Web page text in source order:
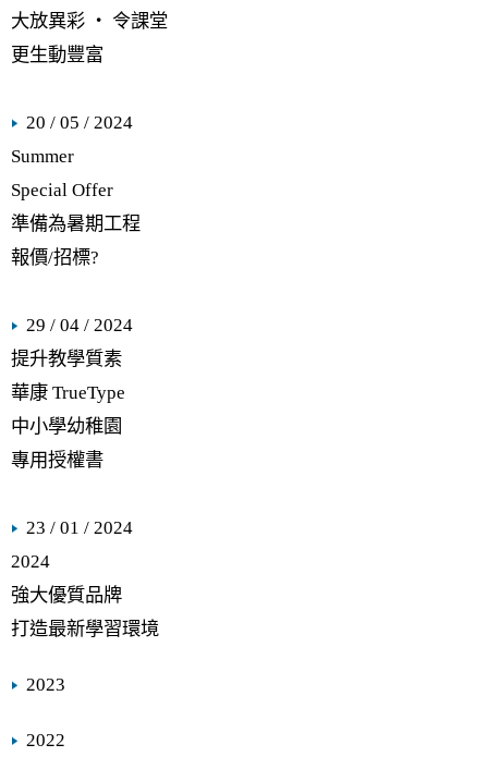
大放異彩 ‧ 令課堂
更生動豐富
20 / 05 / 2024
Summer
Special Offer
準備為暑期工程
報價/招標?
29 / 04 / 2024
提升教學質素
華康 TrueType
中小學幼稚園
專用授權書
23 / 01 / 2024
2024
強大優質品牌
打造最新學習環境
2023
2022